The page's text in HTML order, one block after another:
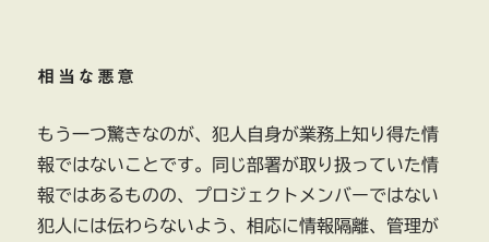
相当な悪意
もう一つ驚きなのが、犯人自身が業務上知り得た情
報ではないことです。同じ部署が取り扱っていた情
報ではあるものの、プロジェクトメンバーではない
犯人には伝わらないよう、相応に情報隔離、管理が